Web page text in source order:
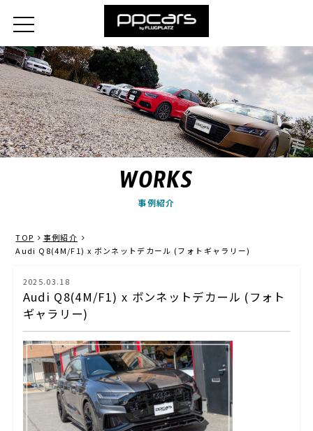
WORKS
事例紹介
TOP
事例紹介
Audi Q8(4M/F1) x ボンネットデカール (フォトギャラリー)
2025.03.18
Audi Q8(4M/F1) x ボンネットデカール (フォト
ギャラリー)